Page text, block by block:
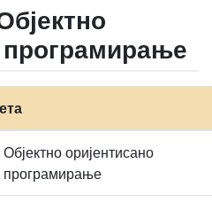
програмирање
Објектно оријентисано
програмирање